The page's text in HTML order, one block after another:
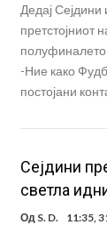
Дедај Сејдини
претстојниот
полуфиналето
-Ние како
постојани
Сејдини
светла
Од S. D. 11:35,